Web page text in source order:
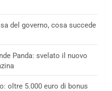
del governo, cosa succede
Panda: svelato il nuovo
oltre 5.000 euro di bonus